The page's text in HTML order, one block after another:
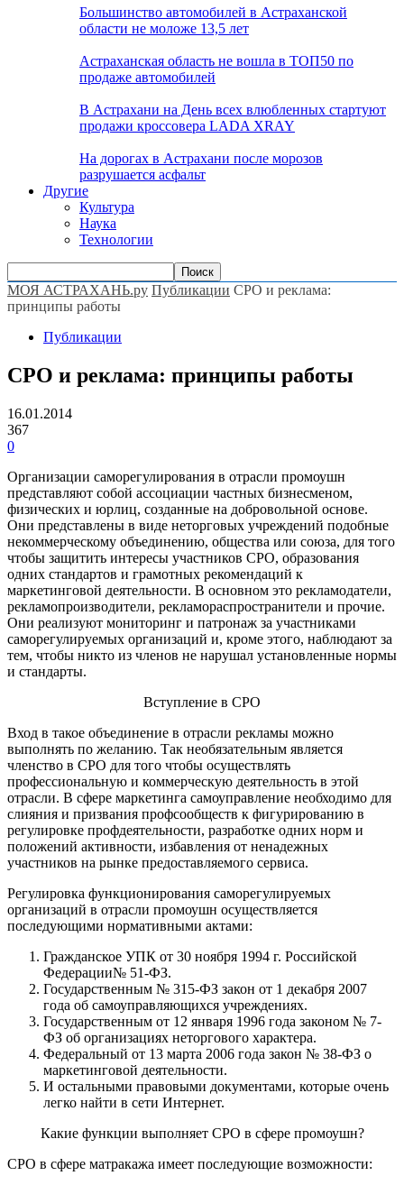
Большинство автомобилей в Астраханской
области не моложе 13,5 лет
Астраханская область не вошла в ТОП50 по
продаже автомобилей
В Астрахани на День всех влюбленных стартуют
продажи кроссовера LADA XRAY
На дорогах в Астрахани после морозов
разрушается асфальт
Другие
Культура
Наука
Технологии
МОЯ АСТРАХАНЬ.ру Публикации СРО и реклама:
принципы работы
Публикации
СРО и реклама: принципы работы
16.01.2014
367
0
Организации саморегулирования в отрасли промоушн
представляют собой ассоциации частных бизнесменом,
физических и юрлиц, созданные на добровольной основе.
Они представлены в виде неторговых учреждений подобные
некоммерческому объединению, общества или союза, для того
чтобы защитить интересы участников СРО, образования
одних стандартов и грамотных рекомендаций к
маркетинговой деятельности. В основном это рекламодатели,
рекламопроизводители, рекламораспространители и прочие.
Они реализуют мониторинг и патронаж за участниками
саморегулируемых организаций и, кроме этого, наблюдают за
тем, чтобы никто из членов не нарушал установленные нормы
и стандарты.
Вступление в СРО
Вход в такое объединение в отрасли рекламы можно
выполнять по желанию. Так необязательным является
членство в СРО для того чтобы осуществлять
профессиональную и коммерческую деятельность в этой
отрасли. В сфере маркетинга самоуправление необходимо для
слияния и призвания профсообществ к фигурированию в
регулировке профдеятельности, разработке одних норм и
положений активности, избавления от ненадежных
участников на рынке предоставляемого сервиса.
Регулировка функционирования саморегулируемых
организаций в отрасли промоушн осуществляется
последующими нормативными актами:
Гражданское УПК от 30 ноября 1994 г. Российской
Федерации№ 51-ФЗ.
Государственным № 315-ФЗ закон от 1 декабря 2007
года об самоуправляющихся учреждениях.
Государственным от 12 января 1996 года законом № 7-
ФЗ об организациях неторгового характера.
Федеральный от 13 марта 2006 года закон № 38-ФЗ о
маркетинговой деятельности.
И остальными правовыми документами, которые очень
легко найти в сети Интернет.
Какие функции выполняет СРО в сфере промоушн?
СРО в сфере матракажа имеет последующие возможности: